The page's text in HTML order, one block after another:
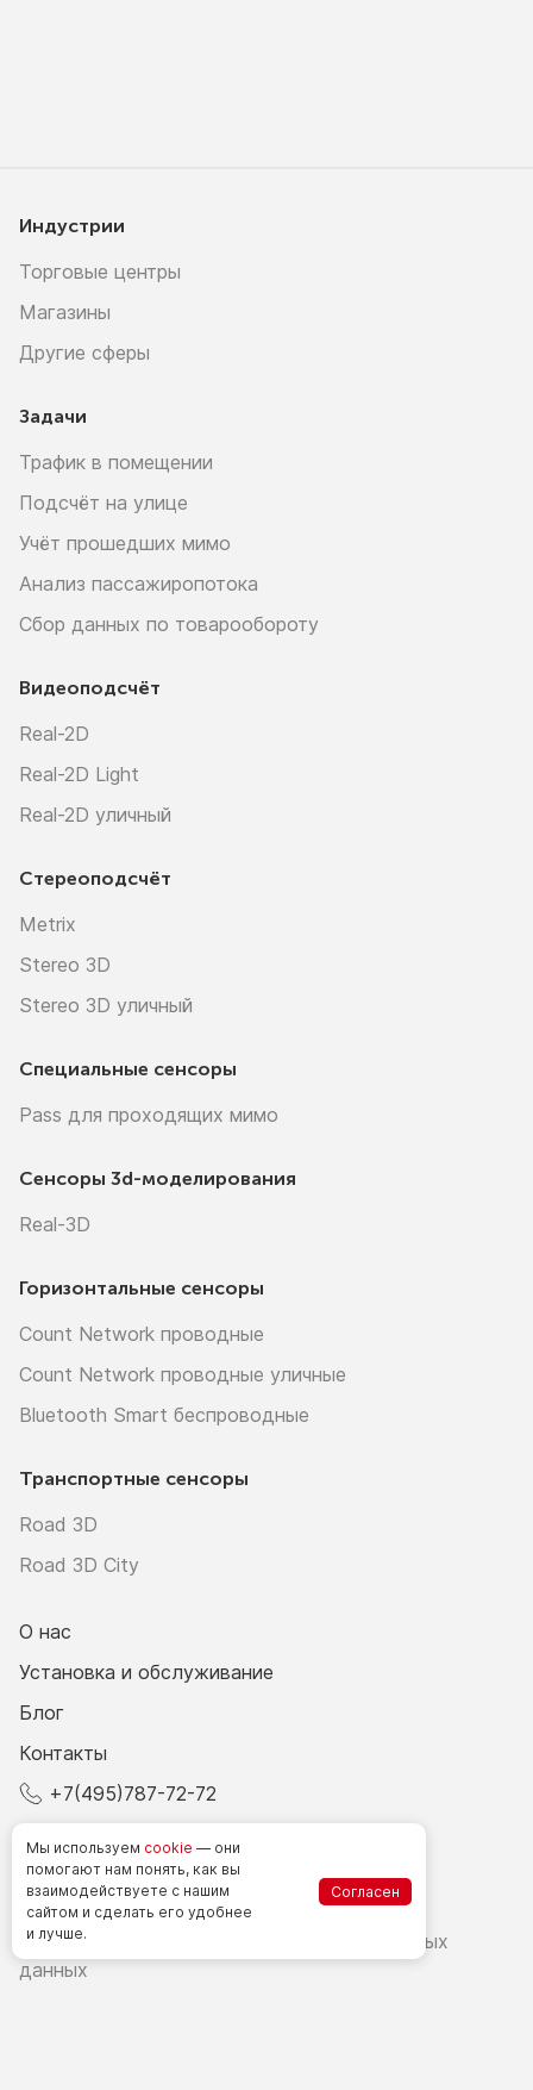
Индустрии
Торговые центры
Магазины
Другие сферы
Задачи
Трафик в помещении
Подсчёт на улице
Учёт прошедших мимо
Анализ пассажиропотока
Сбор данных по товарообороту
Видеоподсчёт
Real-2D
Real-2D Light
Real-2D уличный
Стереоподсчёт
Metrix
Stereo 3D
Stereo 3D уличный
Специальные сенсоры
Pass для проходящих мимо
Сенсоры 3d-моделирования
Real-3D
Горизонтальные сенсоры
Count Network проводные
Count Network проводные уличные
Bluetooth Smart беспроводные
Транспортные сенсоры
Road 3D
Road 3D City
О нас
Установка и обслуживание
Блог
Контакты
+7(495)787-72-72
Счетчики посетителей в РФ
Политика в области обработки персональных
данных
Мы используем cookie — они
помогают нам понять, как вы
взаимодействуете с нашим
сайтом и сделать его удобнее
и лучше.
Согласен